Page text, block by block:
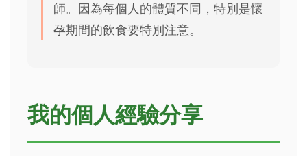
師。因為每個人的體質不同，特別是懷
孕期間的飲食要特別注意。
我的個人經驗分享